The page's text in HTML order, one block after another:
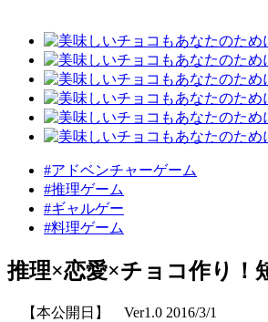
#アドベンチャーゲーム
#推理ゲーム
#ギャルゲー
#料理ゲーム
推理×恋愛×チョコ作り！
【本公開日】 Ver1.0 2016/3/1